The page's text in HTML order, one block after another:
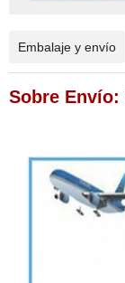
Embalaje y envío
Sobre Envío: